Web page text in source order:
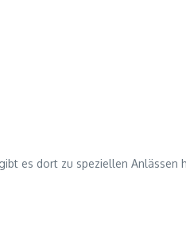
es dort zu speziellen Anlässen